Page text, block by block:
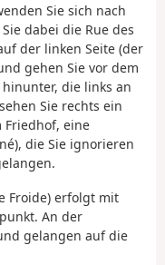
Sie sich nach
dabei die Rue des
der linken Seite (der
gehen Sie vor dem
die links an
Sie rechts ein
Friedhof, eine
die Sie ignorieren
Froide) erfolgt mit
An der
gelangen auf die